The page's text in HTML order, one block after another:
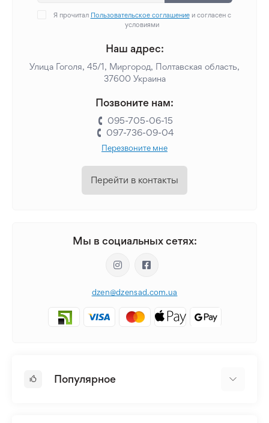
Я прочитал Пользовательское соглашениеи согласен с
условиями
Наш адрес:
Улица Гоголя, 45/1, Миргород, Полтавская область,
37600 Украина
Позвоните нам:
095-705-06-15
097-736-09-04
Перезвоните мне
Перейти в контакты
Мы в социальных сетях:
dzen@dzensad.com.ua
Популярное